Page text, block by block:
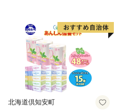
耗品 生活必需品 備蓄 北海道
倶知安町 花の香り お花
北海道倶知安町